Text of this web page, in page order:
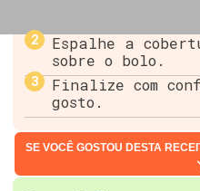
Espalhe a
sobre o bolo.
Finalize com
gosto.
SE VOCÊ GOSTOU DESTA